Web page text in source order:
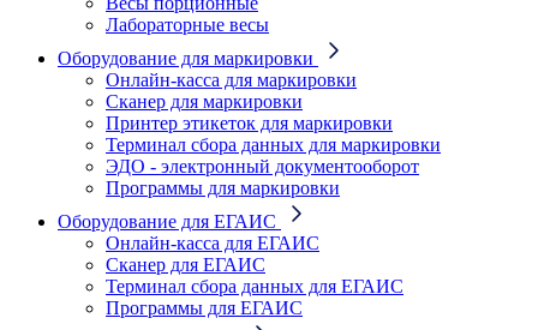
Лабораторные весы
Оборудование для маркировки
Онлайн-касса для маркировки
Сканер для маркировки
Принтер этикеток для маркировки
Терминал сбора данных для маркировки
ЭДО - электронный документооборот
Программы для маркировки
Оборудование для ЕГАИС
Онлайн-касса для ЕГАИС
Сканер для ЕГАИС
Терминал сбора данных для ЕГАИС
Программы для ЕГАИС